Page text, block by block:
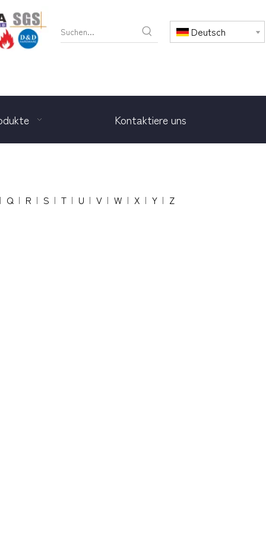
Deutsch
Kontaktiere uns
Q R S T U V W X Y Z